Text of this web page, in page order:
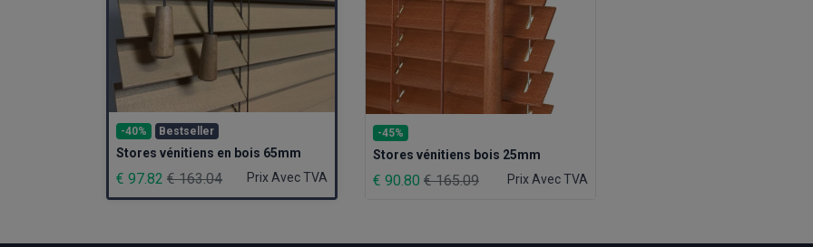
-40% Bestseller
Stores vénitiens en bois 65mm
€ 97.82 € 163.04 Prix Avec TVA
-45%
Stores vénitiens bois 25mm
€ 90.80 € 165.09 Prix Avec TVA